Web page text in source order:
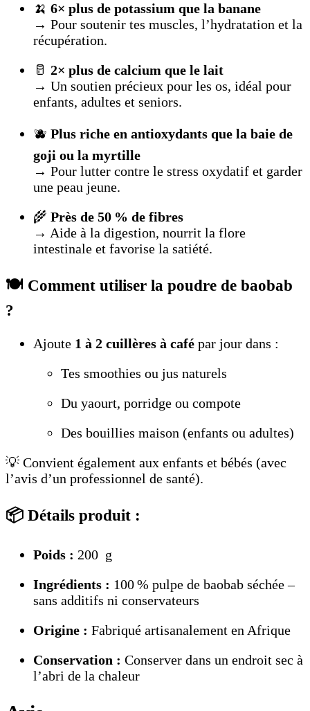
🍌 6× plus de potassium que la banane
→ Pour soutenir tes muscles, l’hydratation et la
récupération.
🥛 2× plus de calcium que le lait
→ Un soutien précieux pour les os, idéal pour
enfants, adultes et seniors.
🫐 Plus riche en antioxydants que la baie de
goji ou la myrtille
→ Pour lutter contre le stress oxydatif et garder
une peau jeune.
🌾 Près de 50 % de fibres
→ Aide à la digestion, nourrit la flore
intestinale et favorise la satiété.
🍽️ Comment utiliser la poudre de baobab
?
Ajoute 1 à 2 cuillères à café par jour dans :
Tes smoothies ou jus naturels
Du yaourt, porridge ou compote
Des bouillies maison (enfants ou adultes)
💡 Convient également aux enfants et bébés (avec
l’avis d’un professionnel de santé).
📦 Détails produit :
Poids : 200 g
Ingrédients : 100 % pulpe de baobab séchée –
sans additifs ni conservateurs
Origine : Fabriqué artisanalement en Afrique
Conservation : Conserver dans un endroit sec à
l’abri de la chaleur